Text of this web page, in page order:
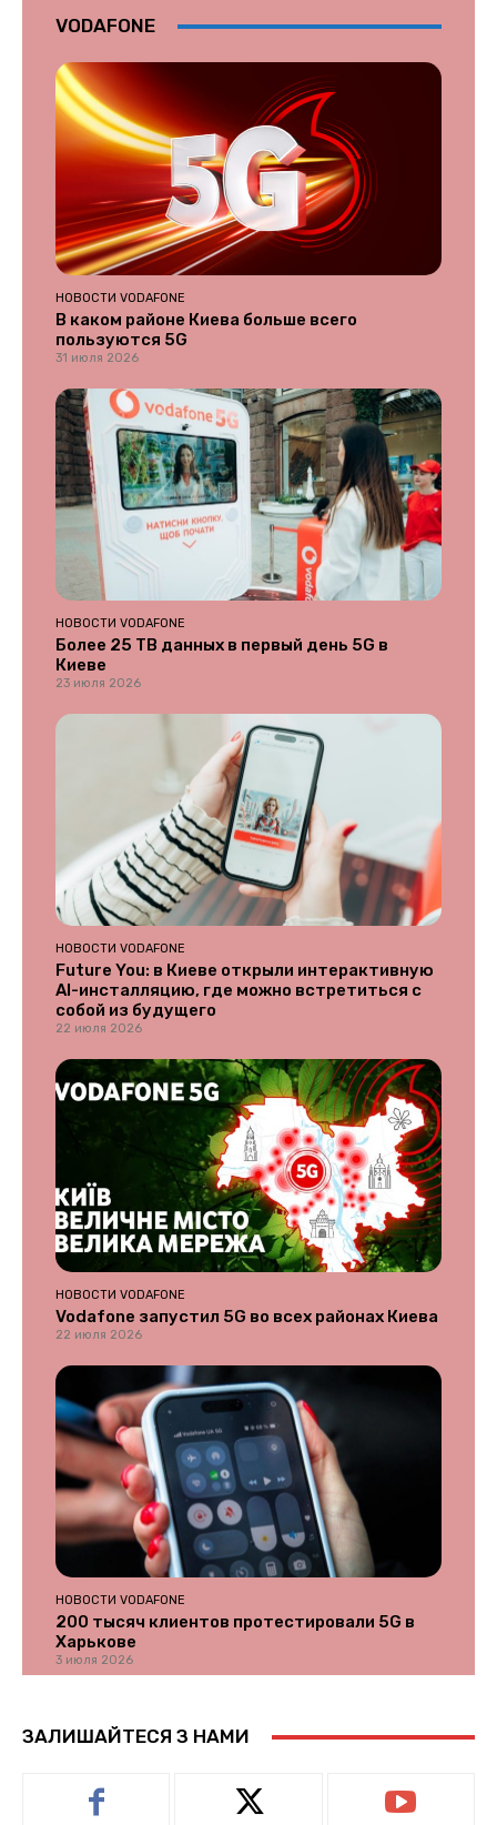
VODAFONE
НОВОСТИ VODAFONE
В каком районе Киева больше всего
пользуются 5G
31 июля 2026
НОВОСТИ VODAFONE
Более 25 ТВ данных в первый день 5G в
Киеве
23 июля 2026
НОВОСТИ VODAFONE
Future You: в Киеве открыли интерактивную
AI-инсталляцию, где можно встретиться с
собой из будущего
22 июля 2026
НОВОСТИ VODAFONE
Vodafone запустил 5G во всех районах Киева
22 июля 2026
НОВОСТИ VODAFONE
200 тысяч клиентов протестировали 5G в
Харькове
3 июля 2026
ЗАЛИШАЙТЕСЯ З НАМИ